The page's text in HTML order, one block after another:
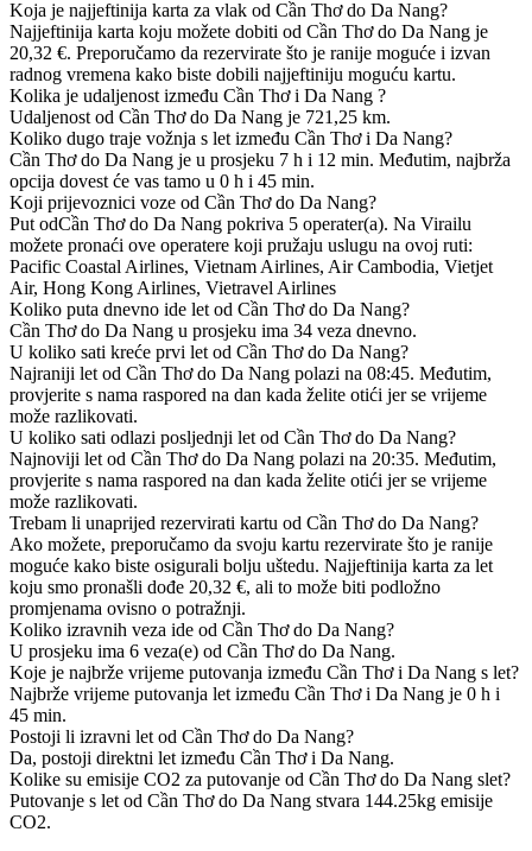
Koja je najjeftinija karta za vlak od Cần Thơ do Da Nang?
Najjeftinija karta koju možete dobiti od Cần Thơ do Da Nang je
20,32 €. Preporučamo da rezervirate što je ranije moguće i izvan
radnog vremena kako biste dobili najjeftiniju moguću kartu.
Kolika je udaljenost između Cần Thơ i Da Nang ?
Udaljenost od Cần Thơ do Da Nang je 721,25 km.
Koliko dugo traje vožnja s let između Cần Thơ i Da Nang?
Cần Thơ do Da Nang je u prosjeku 7 h i 12 min. Međutim, najbrža
opcija dovest će vas tamo u 0 h i 45 min.
Koji prijevoznici voze od Cần Thơ do Da Nang?
Put odCần Thơ do Da Nang pokriva 5 operater(a). Na Virailu
možete pronaći ove operatere koji pružaju uslugu na ovoj ruti:
Pacific Coastal Airlines, Vietnam Airlines, Air Cambodia, Vietjet
Air, Hong Kong Airlines, Vietravel Airlines
Koliko puta dnevno ide let od Cần Thơ do Da Nang?
Cần Thơ do Da Nang u prosjeku ima 34 veza dnevno.
U koliko sati kreće prvi let od Cần Thơ do Da Nang?
Najraniji let od Cần Thơ do Da Nang polazi na 08:45. Međutim,
provjerite s nama raspored na dan kada želite otići jer se vrijeme
može razlikovati.
U koliko sati odlazi posljednji let od Cần Thơ do Da Nang?
Najnoviji let od Cần Thơ do Da Nang polazi na 20:35. Međutim,
provjerite s nama raspored na dan kada želite otići jer se vrijeme
može razlikovati.
Trebam li unaprijed rezervirati kartu od Cần Thơ do Da Nang?
Ako možete, preporučamo da svoju kartu rezervirate što je ranije
moguće kako biste osigurali bolju uštedu. Najjeftinija karta za let
koju smo pronašli dođe 20,32 €, ali to može biti podložno
promjenama ovisno o potražnji.
Koliko izravnih veza ide od Cần Thơ do Da Nang?
U prosjeku ima 6 veza(e) od Cần Thơ do Da Nang.
Koje je najbrže vrijeme putovanja između Cần Thơ i Da Nang s let?
Najbrže vrijeme putovanja let između Cần Thơ i Da Nang je 0 h i
45 min.
Postoji li izravni let od Cần Thơ do Da Nang?
Da, postoji direktni let između Cần Thơ i Da Nang.
Kolike su emisije CO2 za putovanje od Cần Thơ do Da Nang slet?
Putovanje s let od Cần Thơ do Da Nang stvara 144.25kg emisije
CO2.